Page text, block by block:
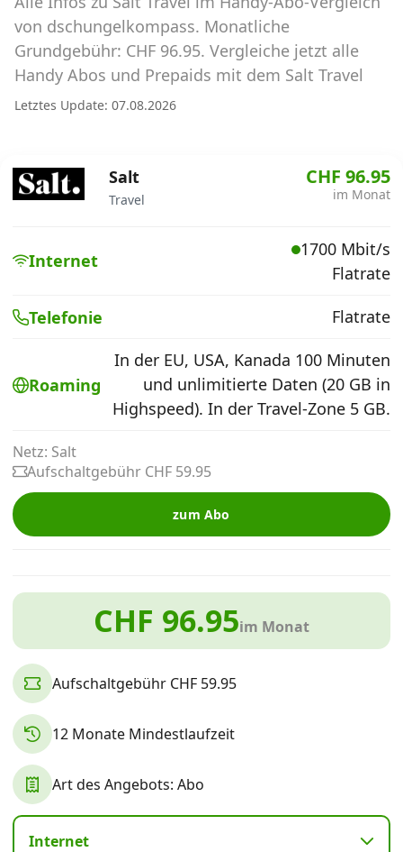
Abos für Tablets, Hotspots und Smart
Watches
Tarifrechner Handy-Abo
Der gute alte Tarifrechner im neuen Design
Alle Anbieter
Handy-Abo-Aktionen
Handy-Abo kündigen oder
Alle Mobile-Vergleiche
Internet, TV, Telefon
Aktionen
News
Forum
Über uns
von dschungelkompass. Monatliche
Grundgebühr: CHF 96.95. Vergleiche jetzt alle
Handy Abos und Prepaids mit dem Salt Travel
Letztes Update: 07.08.2026
Salt
Travel
CHF 96.95
im Monat
Internet
1700 Mbit/s
Flatrate
Telefonie Flatrate
Roaming
In der EU, USA, Kanada 100 Minuten
und unlimitierte Daten (20 GB in
Highspeed). In der Travel-Zone 5 GB.
Netz: Salt
Aufschaltgebühr CHF 59.95
zum Abo
CHF 96.95im Monat
Aufschaltgebühr CHF 59.95
12 Monate Mindestlaufzeit
Art des Angebots: Abo
Internet